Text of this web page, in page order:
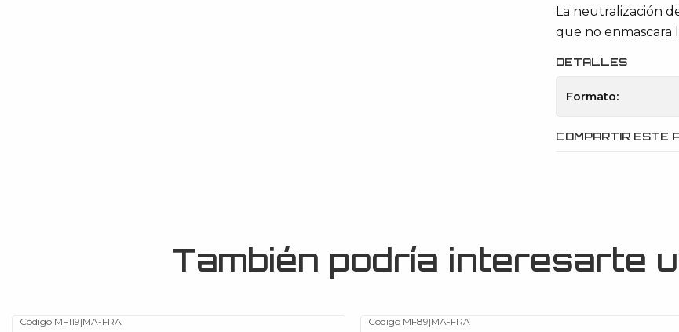
La neutralización
que no enmascara
DETALLES
Formato:
COMPARTIR ESTE
También podría interesarte
Código MF119|MA-FRA Código MF89|MA-FRA